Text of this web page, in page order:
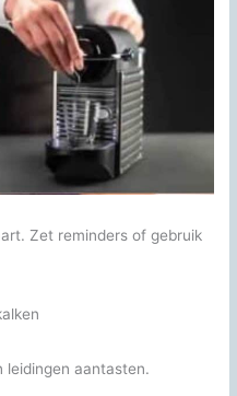
Zet reminders of gebruik
leidingen aantasten.